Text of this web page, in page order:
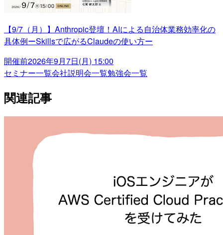
【9/7（月）】Anthropic登壇！AIによる自治体業務効率化の
具体例ーSkillsで広がるClaudeの使い方ー
開催前2026年9月7日(月) 15:00
セミナー一覧会社説明会一覧勉強会一覧
関連記事